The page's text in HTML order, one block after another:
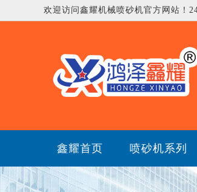
欢迎访问鑫耀机械喷砂机官方网站！
鑫耀首页 喷砂机系列